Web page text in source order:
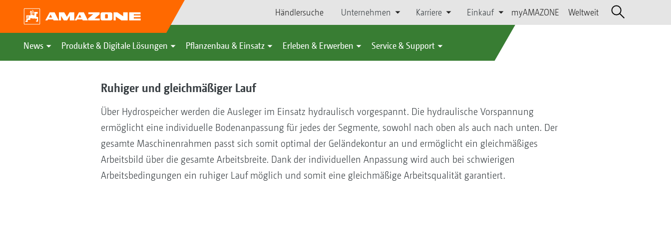
Händlersuche Unternehmen Karriere Einkauf myAMAZONE Weltweit
News Produkte & Digitale Lösungen Pflanzenbau & Einsatz Erleben & Erwerben Service & Support
Ruhiger und gleichmäßiger Lauf
Über Hydrospeicher werden die Ausleger im Einsatz hydraulisch vorgespannt. Die hydraulische Vorspannung
ermöglicht eine individuelle Bodenanpassung für jedes der Segmente, sowohl nach oben als auch nach unten. Der
gesamte Maschinenrahmen passt sich somit optimal der Geländekontur an und ermöglicht ein gleichmäßiges
Arbeitsbild über die gesamte Arbeitsbreite. Dank der individuellen Anpassung wird auch bei schwierigen
Arbeitsbedingungen ein ruhiger Lauf möglich und somit eine gleichmäßige Arbeitsqualität garantiert.